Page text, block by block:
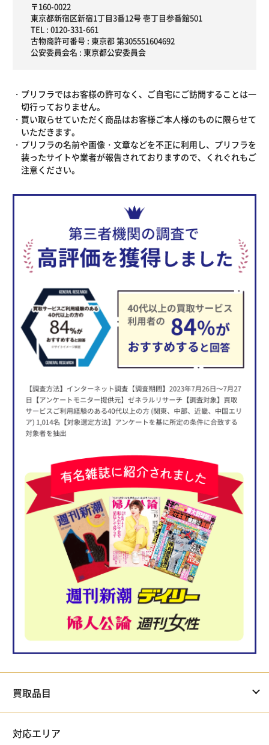
〒160-0022
東京都新宿区新宿1丁目3番12号 壱丁目参番館501
TEL : 0120-331-661
古物商許可番号 : 東京都 第305551604692
公安委員会名 : 東京都公安委員会
プリフラではお客様の許可なく、ご自宅にご訪問することは一
切行っておりません。
買い取らせていただく商品はお客様ご本人様のものに限らせて
いただきます。
プリフラの名前や画像・文章などを不正に利用し、プリフラを
装ったサイトや業者が報告されておりますので、くれぐれもご
注意ください。
買取品目
対応エリア